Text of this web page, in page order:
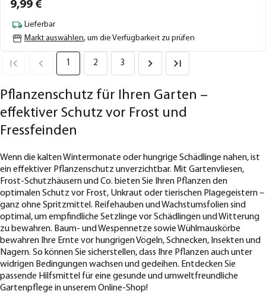
9,99 €
Lieferbar
Markt auswählen, um die Verfügbarkeit zu prüfen
1 2 3
Pflanzenschutz für Ihren Garten –
effektiver Schutz vor Frost und
Fressfeinden
Wenn die kalten Wintermonate oder hungrige Schädlinge nahen, ist
ein effektiver Pflanzenschutz unverzichtbar. Mit Gartenvliesen,
Frost-Schutzhäusern und Co. bieten Sie Ihren Pflanzen den
optimalen Schutz vor Frost, Unkraut oder tierischen Plagegeistern –
ganz ohne Spritzmittel. Reifehauben und Wachstumsfolien sind
optimal, um empfindliche Setzlinge vor Schädlingen und Witterung
zu bewahren. Baum- und Wespennetze sowie Wühlmauskörbe
bewahren Ihre Ernte vor hungrigen Vögeln, Schnecken, Insekten und
Nagern. So können Sie sicherstellen, dass Ihre Pflanzen auch unter
widrigen Bedingungen wachsen und gedeihen. Entdecken Sie
passende Hilfsmittel für eine gesunde und umweltfreundliche
Gartenpflege in unserem Online-Shop!